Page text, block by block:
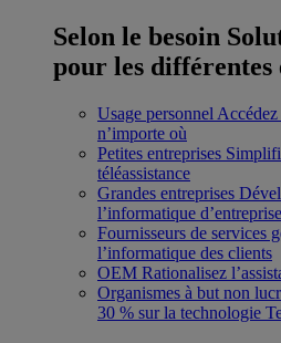
Selon le besoin
pour les différentes
Usage personnel
n’importe où
Petites entreprises
téléassistance
Grandes entreprises
l’informatique d’entreprise
Fournisseurs de services
l’informatique des clients
OEM Rationalisez
Organismes à but non
30 % sur la technologie